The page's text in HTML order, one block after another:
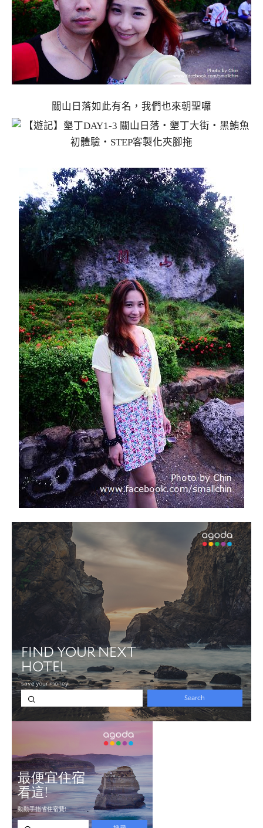
關山日落如此有名，我們也來朝聖囉